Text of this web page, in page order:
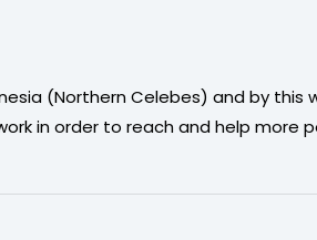
(Northern Celebes) and by this
in order to reach and help more